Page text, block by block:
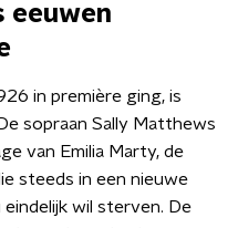
eeuwen
in première ging, is
sopraan Sally Matthews
van Emilia Marty, de
steeds in een nieuwe
wil sterven. De